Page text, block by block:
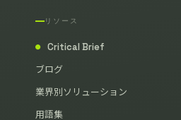
リソース
●
Critical Brief
ブログ
業界別ソリューション
用語集